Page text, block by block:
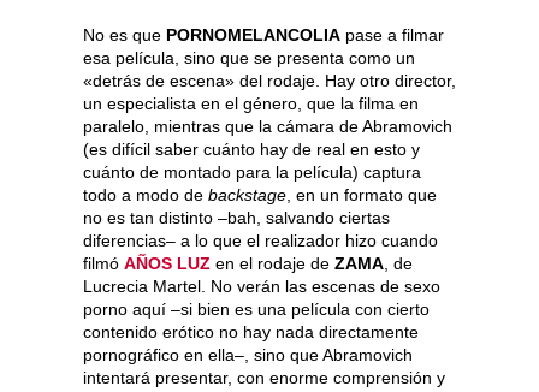
No es que PORNOMELANCOLIA pase a filmar
esa película, sino que se presenta como un
«detrás de escena» del rodaje. Hay otro director,
un especialista en el género, que la filma en
paralelo, mientras que la cámara de Abramovich
(es difícil saber cuánto hay de real en esto y
cuánto de montado para la película) captura
todo a modo de backstage , en un formato que
no es tan distinto –bah, salvando ciertas
diferencias– a lo que el realizador hizo cuando
filmó AÑOS LUZ en el rodaje de ZAMA , de
Lucrecia Martel. No verán las escenas de sexo
porno aquí –si bien es una película con cierto
contenido erótico no hay nada directamente
pornográfico en ella–, sino que Abramovich
intentará presentar, con enorme comprensión y